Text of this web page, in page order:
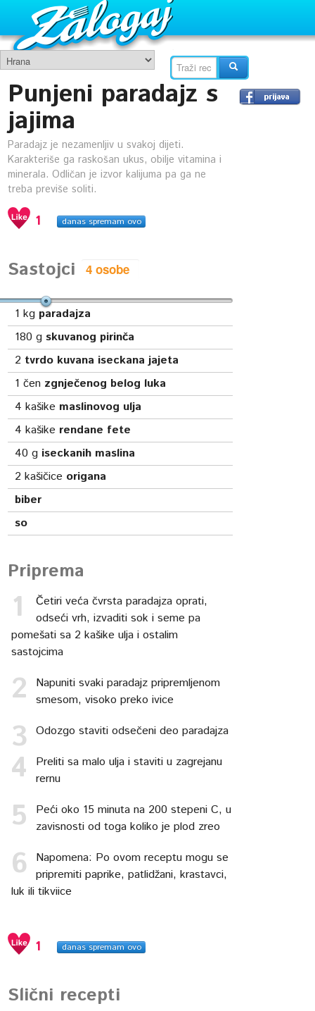
Punjeni paradajz s
jajima
Paradajz je nezamenljiv u svakoj dijeti.
Karakteriše ga raskošan ukus, obilje vitamina i
minerala. Odličan je izvor kalijuma pa ga ne
treba previše soliti.
1 danas spremam ovo
Sastojci
1 kg paradajza
180 gskuvanog pirinča
2 tvrdo kuvana iseckana jajeta
1 čen zgnječenog belog luka
4 kašike maslinovog ulja
4 kašike rendane fete
40 g iseckanih maslina
2 kašičice origana
biber
so
Priprema
Četiri veća čvrsta paradajza oprati,
odseći vrh, izvaditi sok i seme pa
pomešati sa 2 kašike ulja i ostalim
sastojcima
Napuniti svaki paradajz pripremljenom
smesom, visoko preko ivice
Odozgo staviti odsečeni deo paradajza
Preliti sa malo ulja i staviti u zagrejanu
rernu
Peći oko 15 minuta na 200 stepeni C, u
zavisnosti od toga koliko je plod zreo
Napomena: Po ovom receptu mogu se
pripremiti paprike, patlidžani, krastavci,
luk ili tikviice
1 danas spremam ovo
Slični recepti